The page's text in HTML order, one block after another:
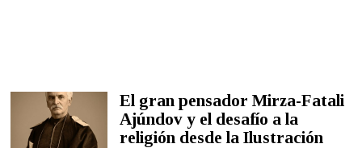
El gran pensador Mirza-Fatali
Ajúndov y el desafío a la
religión desde la Ilustración